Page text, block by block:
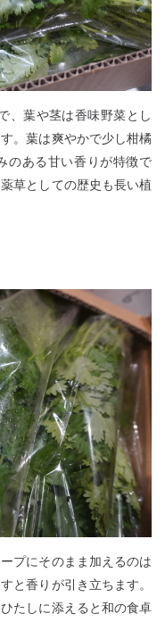
、葉や茎は香味野菜とし
。葉は爽やかで少し柑橘
のある甘い香りが特徴で
草としての歴史も長い植
プにそのまま加えるのは
と香りが引き立ちます。
たしに添えると和の食卓